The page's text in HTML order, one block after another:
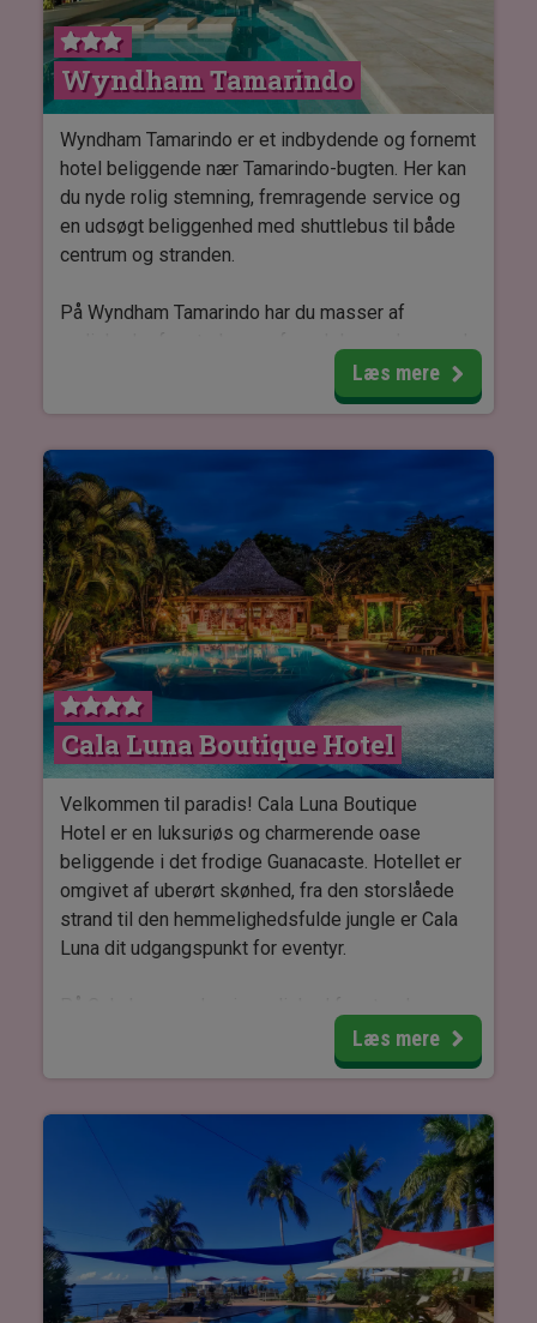
Wyndham Tamarindo
Wyndham Tamarindo er et indbydende og fornemt
hotel beliggende nær Tamarindo-bugten. Her kan
du nyde rolig stemning, fremragende service og
en udsøgt beliggenhed med shuttlebus til både
centrum og stranden.
På Wyndham Tamarindo har du masser af
hotellets infinity-pool, poolbar, eller ved de
populære Guanacaste-strande som Playa
På hotellet kan du nyde en lækker morgenmad,
frokost og middag ved hotellets restaurant, Vista,
med en betagende udsigt over havet.
På Wyndham Tamarindo bor du i elegante og
moderne værelser med gratis wifi, en lille sofa,
aircondition, TV, badeværelse med hårtørrer og en
privat balkon.
Læs mere
Cala Luna Boutique Hotel
Velkommen til paradis! Cala Luna Boutique
Hotel er en luksuriøs og charmerende oase
beliggende i det frodige Guanacaste. Hotellet er
omgivet af uberørt skønhed, fra den storslåede
strand til den hemmelighedsfulde jungle er Cala
Luna dit udgangspunkt for eventyr.
nyde den lokale natur. De åbne sociale områder
og indkvarteringssteder smelter ubesværet
mere dyreliv end noget andet sted i området.
Dine naboer kan være alt fra nysgerrige aber til
eksotiske iguaner og fugle.
Alle værelser er moderne og rummelige. Du
sover i en dobbeltseng, queen eller king-size og
du kan nyde en kop kaffe, lavet med værelsets
Læs mere